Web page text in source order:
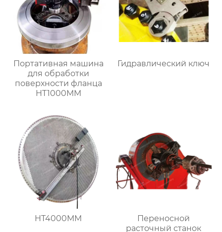
Портативная машина
для обработки
поверхности фланца
HT1000MM
Гидравлический ключ
HT4000MM
Переносной
расточный станок